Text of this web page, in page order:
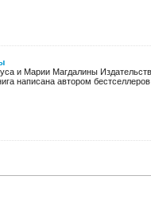
и Марии Магдалины
написана автором